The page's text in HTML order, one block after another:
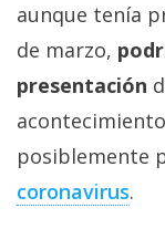
Foros
Contacto
/
Sobre
nosotros
/
aunque tenía
de marzo,
presentación
posiblemente
coronavirus.